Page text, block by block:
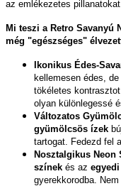
az emlékezetes pillanatokat.
Mi teszi a Retro Savanyú
még "egészséges"
Ikonikus Édes-
kellemesen édes,
tökéletes
olyan különlegessé
Változatos
gyümölcsös ízek
tartogat. Fedezd fel
Nosztalgikus Neon
színek és az
gyerekkorodba.